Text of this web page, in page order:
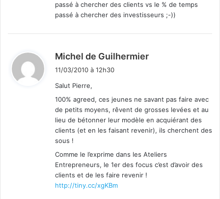
passé à chercher des clients vs le % de temps
passé à chercher des investisseurs ;-))
Michel de Guilhermier
:
11/03/2010 à 12h30
Salut Pierre,
100% agreed, ces jeunes ne savant pas faire avec
de petits moyens, rêvent de grosses levées et au
lieu de bétonner leur modèle en acquiérant des
clients (et en les faisant revenir), ils cherchent des
sous !
Comme le l’exprime dans les Ateliers
Entrepreneurs, le 1er des focus c’est d’avoir des
clients et de les faire revenir !
http://tiny.cc/xgKBm